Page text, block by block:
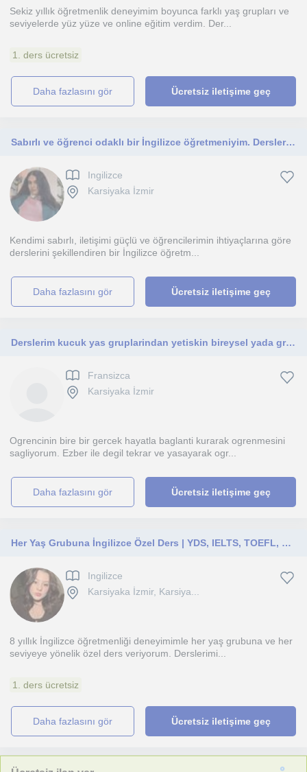
Sekiz yıllık öğretmenlik deneyimim boyunca farklı yaş grupları ve
seviyelerde yüz yüze ve online eğitim verdim. Der...
1. ders ücretsiz
daha fazlasını gör Ücretsiz iletişime geç
Sabırlı ve öğrenci odaklı bir İngilizce öğretmeniyim. Derslerim her yaş ve her seviyeye uygundur.
Ingilizce
Karsiyaka İzmir
Kendimi sabırlı, iletişimi güçlü ve öğrencilerimin ihtiyaçlarına göre
derslerini şekillendiren bir İngilizce öğretm...
daha fazlasını gör Ücretsiz iletişime geç
Derslerim kucuk yas gruplarindan yetiskin bireysel yada gruplara kadar her seviyeye uygun olabilecek duzeydedir. Yasayarak ogretiy
Fransizca
Karsiyaka İzmir
Ogrencinin bire bir gercek hayatla baglanti kurarak ogrenmesini
sagliyorum. Ezber ile degil tekrar ve yasayarak ogr...
daha fazlasını gör Ücretsiz iletişime geç
Her Yaş Grubuna İngilizce Özel Ders | YDS, IELTS, TOEFL, LGS, Üniversite Hazırlık
Ingilizce
Karsiyaka İzmir, Karsiya...
8 yıllık İngilizce öğretmenliği deneyimimle her yaş grubuna ve her
seviyeye yönelik özel ders veriyorum. Derslerimi...
1. ders ücretsiz
daha fazlasını gör Ücretsiz iletişime geç